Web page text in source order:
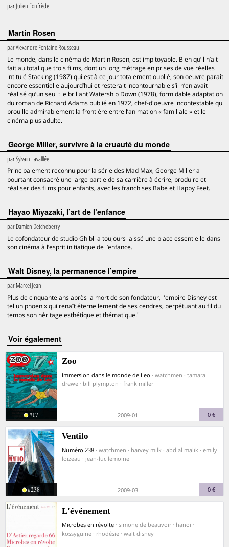
parJulien Fonfrède
Martin Rosen
parAlexandre Fontaine Rousseau
Le monde, dans le cinéma de Martin Rosen, est impitoyable. Bien qu’il n’ait
fait au total que trois films, dont un long métrage en prises de vue réelles
intitulé Stacking (1987) qui est à ce jour totalement oublié, son oeuvre paraît
encore essentielle aujourd’hui et resterait incontournable s’il n’en avait
réalisé qu’un seul : le brillant Watership Down (1978), formidable adaptation
du roman de Richard Adams publié en 1972, chef-d'oeuvre incontestable qui
brouille admirablement la frontière entre l’animation « familiale » et le
cinéma plus adulte.
George Miller, survivre à la cruauté du monde
parSylvain Lavalllée
Principalement reconnu pour la série des Mad Max, George Miller a
pourtant consacré une large partie de sa carrière à écrire, produire et
réaliser des films pour enfants, avec les franchises Babe et Happy Feet.
Hayao Miyazaki, l’art de l’enfance
parDamien Detcheberry
Le cofondateur de studio Ghibli a toujours laissé une place essentielle dans
son cinéma à l’esprit initiatique de l’enfance.
Walt Disney, la permanence l’empire
parMarcel Jean
Plus de cinquante ans après la mort de son fondateur, l'empire Disney est
tel un phoenix qui renaît éternellement de ses cendres, perpétuant au fil du
temps son héritage esthétique et thématique."
voir également
Zoo
Immersion dans le monde de Leo · watchmen · tamara
drewe · bill plympton · frank miller
#17 2009-01 0 €
Ventilo
Numéro 238 · watchmen · harvey milk · abd al malik · emily
loizeau · jean-luc lemoine
#238 2009-03 0 €
L'événement
Microbes en révolte · simone de beauvoir · hanoi ·
kossyguine · rhodésie · walt disney